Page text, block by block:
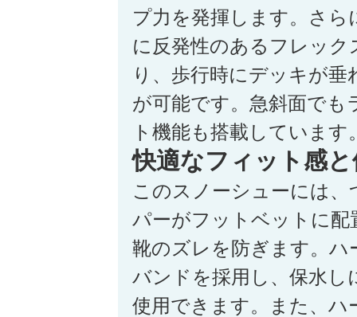
プ力を発揮します。さ
に反発性のあるフレッ
り、歩行時にデッキが
が可能です。急斜面で
ト機能も搭載しています
快適なフィット感
このスノーシューには
パーがフットベットに
靴のズレを防ぎます。
バンドを採用し、保水し
使用できます。また、